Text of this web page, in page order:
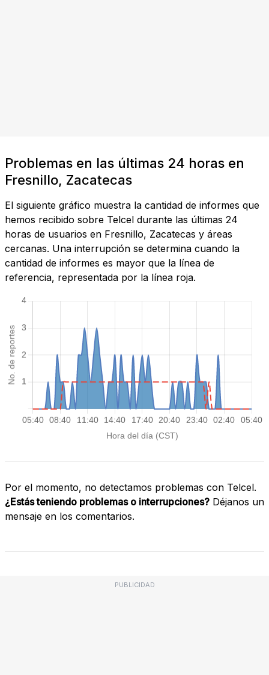
Problemas en las últimas 24 horas en
Fresnillo, Zacatecas
El siguiente gráfico muestra la cantidad de informes que
hemos recibido sobre Telcel durante las últimas 24
horas de usuarios en Fresnillo, Zacatecas y áreas
cercanas. Una interrupción se determina cuando la
cantidad de informes es mayor que la línea de
referencia, representada por la línea roja.
Por el momento, no detectamos problemas con Telcel.
¿Estás teniendo problemas o interrupciones? Déjanos un
mensaje en los comentarios.
PUBLICIDAD